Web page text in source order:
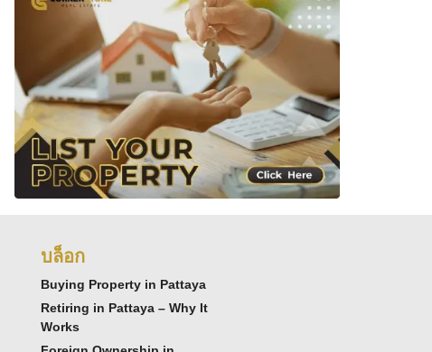
บล็อก
Buying Property in Pattaya
Retiring in Pattaya – Why It
Works